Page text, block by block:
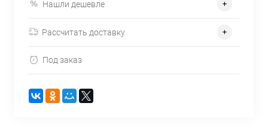
Нашли дешевле
Рассчитать доставку
Под заказ